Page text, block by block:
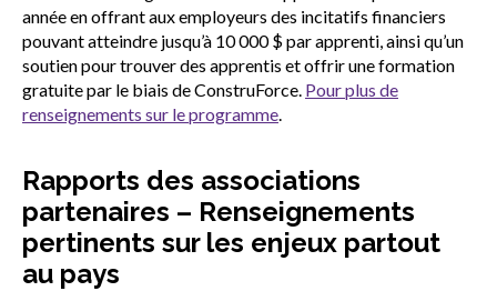
année en offrant aux employeurs des incitatifs financiers
pouvant atteindre jusqu’à 10 000 $ par apprenti, ainsi qu’un
soutien pour trouver des apprentis et offrir une formation
gratuite par le biais de ConstruForce. Pour plus de
renseignements sur le programme
Rapports des associations
partenaires – Renseignements
pertinents sur les enjeux partout
au pays